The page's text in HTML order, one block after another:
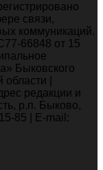
связи,
коммуникаций.
66848 от 15
Быковского
|
редакции и
р.п. Быково,
85 | E-mail: